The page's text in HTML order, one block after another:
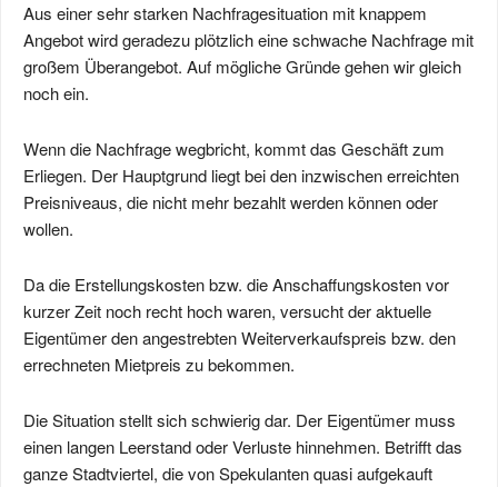
Aus einer sehr starken Nachfragesituation mit knappem
Angebot wird geradezu plötzlich eine schwache Nachfrage mit
großem Überangebot. Auf mögliche Gründe gehen wir gleich
noch ein.
Wenn die Nachfrage wegbricht, kommt das Geschäft zum
Erliegen. Der Hauptgrund liegt bei den inzwischen erreichten
Preisniveaus, die nicht mehr bezahlt werden können oder
wollen.
Da die Erstellungskosten bzw. die Anschaffungskosten vor
kurzer Zeit noch recht hoch waren, versucht der aktuelle
Eigentümer den angestrebten Weiterverkaufspreis bzw. den
errechneten Mietpreis zu bekommen.
Die Situation stellt sich schwierig dar. Der Eigentümer muss
einen langen Leerstand oder Verluste hinnehmen. Betrifft das
ganze Stadtviertel, die von Spekulanten quasi aufgekauft